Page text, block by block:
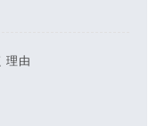
理由